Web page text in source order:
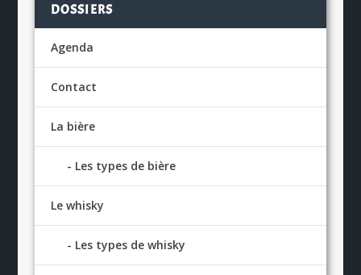
DOSSIERS
Agenda
Contact
La bière
Les types de bière
Le whisky
Les types de whisky